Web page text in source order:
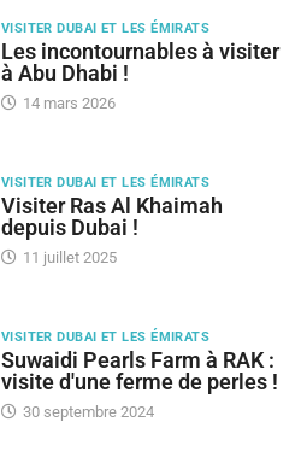
VISITER DUBAI ET LES ÉMIRATS
Les incontournables à visiter
à Abu Dhabi !
14 mars 2026
VISITER DUBAI ET LES ÉMIRATS
Visiter Ras Al Khaimah
depuis Dubai !
11 juillet 2025
VISITER DUBAI ET LES ÉMIRATS
Suwaidi Pearls Farm à RAK :
visite d'une ferme de perles !
30 septembre 2024